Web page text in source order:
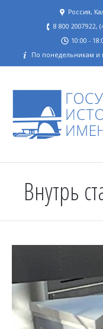
Россия,
8 800 2007922,
10:00 -
По понедельникам и
Внутрь